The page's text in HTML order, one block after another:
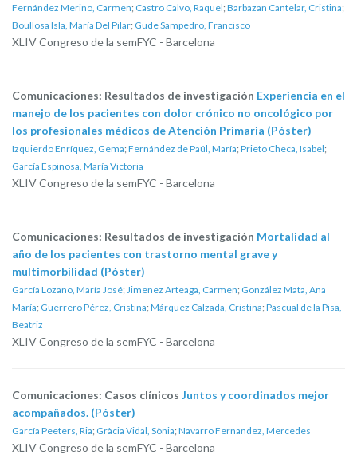
Fernández Merino, Carmen; Castro Calvo, Raquel; Barbazan Cantelar, Cristina;
Boullosa Isla, María Del Pilar; Gude Sampedro, Francisco
XLIV Congreso de la semFYC - Barcelona
Comunicaciones: Resultados de investigación Experiencia en el
manejo de los pacientes con dolor crónico no oncológico por
los profesionales médicos de Atención Primaria (Póster)
Izquierdo Enríquez, Gema; Fernández de Paúl, María; Prieto Checa, Isabel;
García Espinosa, María Victoria
XLIV Congreso de la semFYC - Barcelona
Comunicaciones: Resultados de investigación Mortalidad al
año de los pacientes con trastorno mental grave y
multimorbilidad (Póster)
García Lozano, María José; Jimenez Arteaga, Carmen; González Mata, Ana
María; Guerrero Pérez, Cristina; Márquez Calzada, Cristina; Pascual de la Pisa,
Beatriz
XLIV Congreso de la semFYC - Barcelona
Comunicaciones: Casos clínicos Juntos y coordinados mejor
acompañados. (Póster)
García Peeters, Ria; Gràcia Vidal, Sònia; Navarro Fernandez, Mercedes
XLIV Congreso de la semFYC - Barcelona